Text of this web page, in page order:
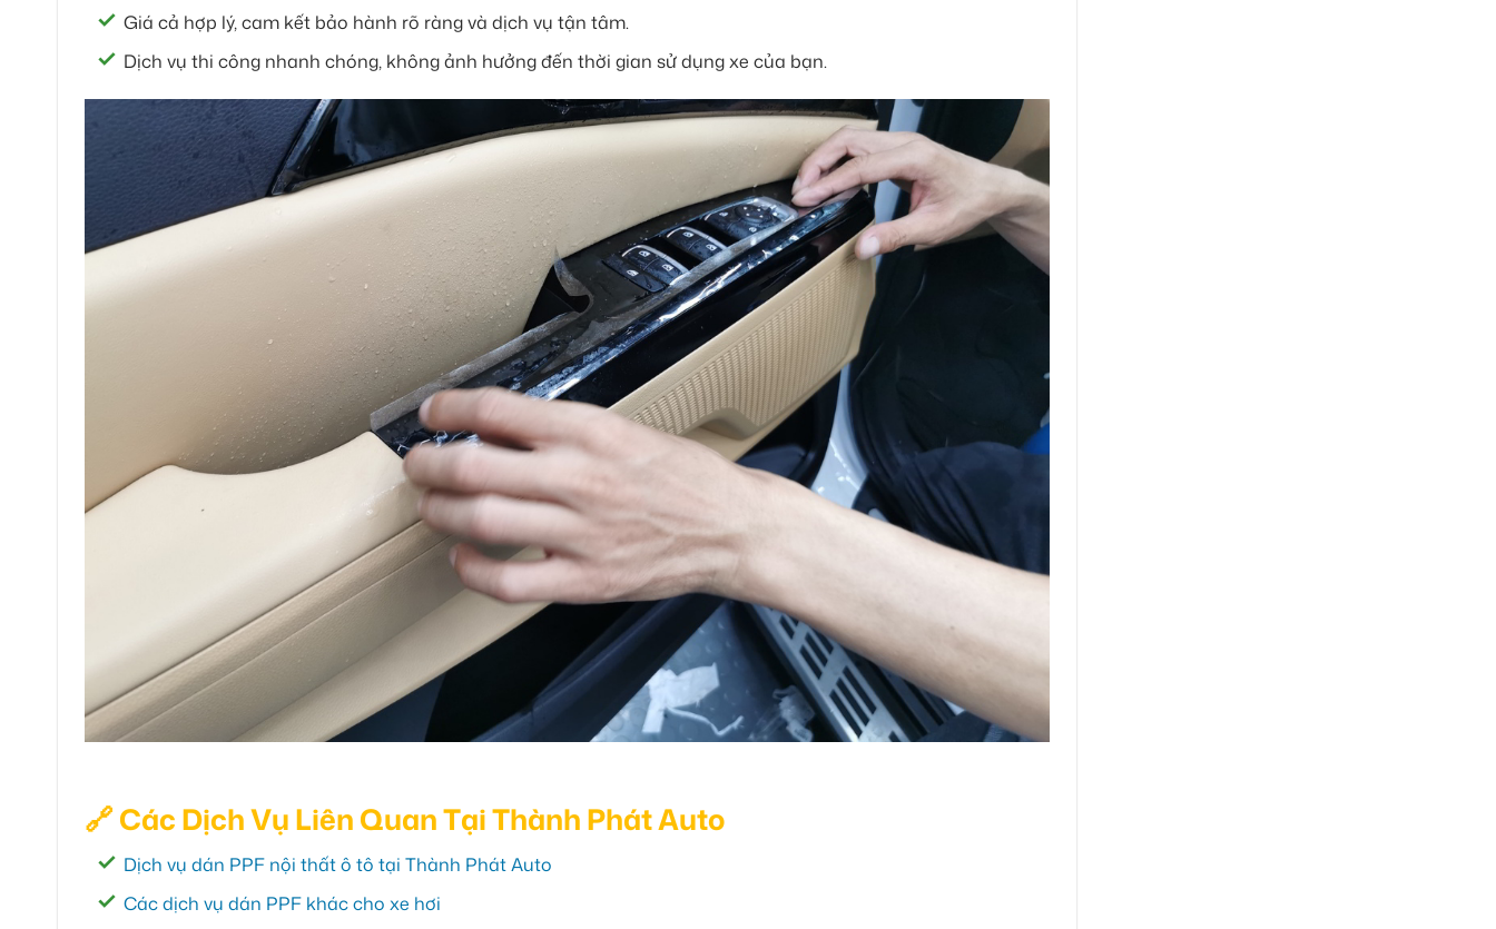
Giá cả hợp lý, cam kết bảo hành rõ ràng và dịch vụ tận tâm.
Dịch vụ thi công nhanh chóng, không ảnh hưởng đến thời gian sử dụng xe của bạn.
🔗 Các Dịch Vụ Liên Quan Tại Thành Phát Auto
Dịch vụ dán PPF nội thất ô tô tại Thành Phát Auto
Các dịch vụ dán PPF khác cho xe hơi